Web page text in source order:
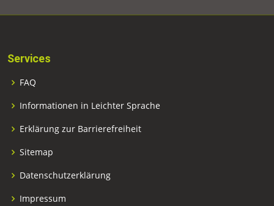
Services
FAQ
Informationen in Leichter Sprache
Erklärung zur Barrierefreiheit
Sitemap
Datenschutzerklärung
Impressum